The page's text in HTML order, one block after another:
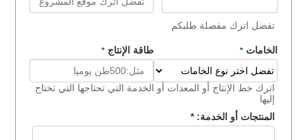
تفضل اترك مفصلة طلبكم
الخامات* طاقة الإنتاج *
اترك خط الإنتاج أو المعدات أو الخدمة التي تحتاجها التي تختاج
إليها
المنتجات أو الخدمة:*